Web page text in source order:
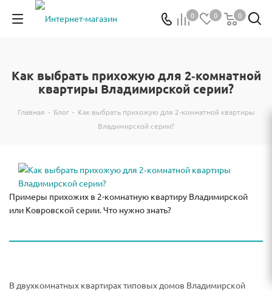
0 0 0
Как выбрать прихожую для 2‐комнатной
квартиры Владимирской серии?
Главная - Блог - Как выбрать прихожую для 2‐комнатной квартиры
Владимирской серии?
Примеры прихожих в 2-комнатную квартиру Владимирской
или Ковровской серии. Что нужно знать?
В двухкомнатных квартирах типовых домов Владимирской